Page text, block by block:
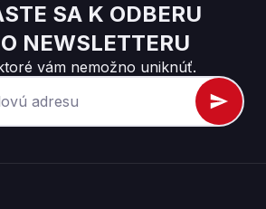
SA K ODBERU
NEWSLETTERU
vám nemožno uniknúť.